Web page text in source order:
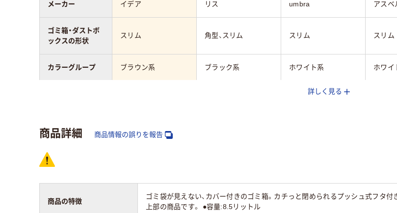
メーカー イデア リス umbra アスベ
ゴミ箱・ダストボ
ックスの形状
スリム 角型、スリム スリム スリム
カラーグループ ブラウン系 ブラック系 ホワイト系 ホワイ
詳しく見る
商品詳細 商品情報の誤りを報告
商品の特徴
ゴミ袋が見えない、カバー付きのゴミ箱。カチっと閉められるプッシュ式フタ
上部の商品です。 ●容量:8.5リットル